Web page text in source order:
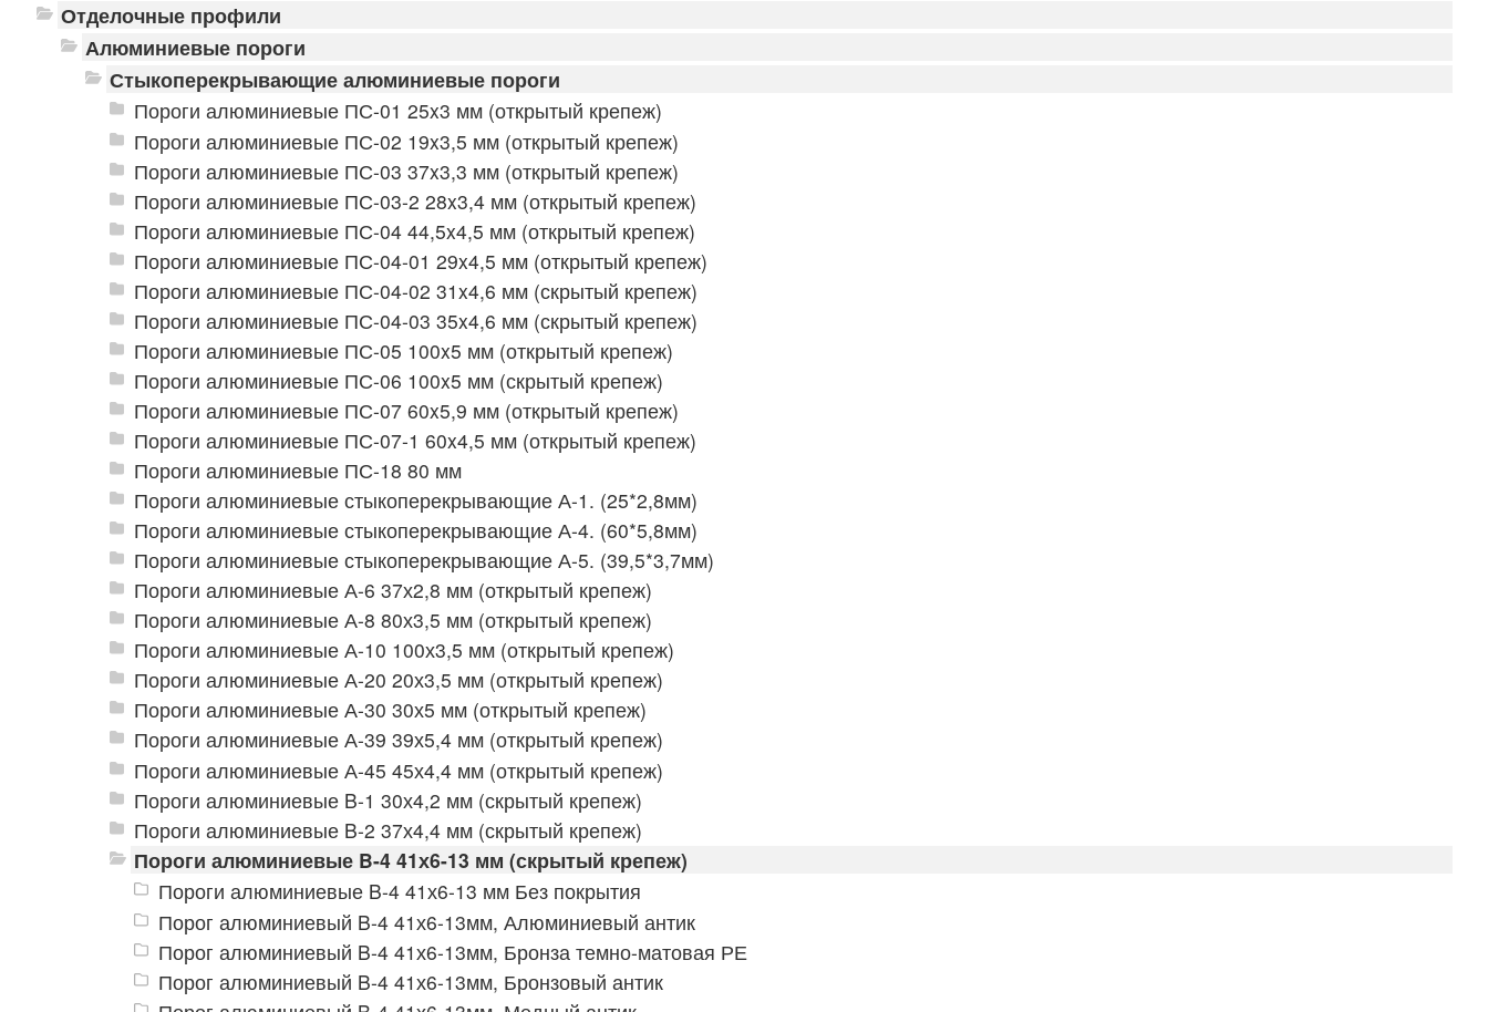
Отделочные профили
Алюминиевые пороги
Стыкоперекрывающие алюминиевые пороги
Пороги алюминиевые ПС-01 25x3 мм (открытый крепеж)
Пороги алюминиевые ПС-02 19x3,5 мм (открытый крепеж)
Пороги алюминиевые ПС-03 37x3,3 мм (открытый крепеж)
Пороги алюминиевые ПС-03-2 28x3,4 мм (открытый крепеж)
Пороги алюминиевые ПС-04 44,5x4,5 мм (открытый крепеж)
Пороги алюминиевые ПС-04-01 29x4,5 мм (открытый крепеж)
Пороги алюминиевые ПС-04-02 31x4,6 мм (скрытый крепеж)
Пороги алюминиевые ПС-04-03 35x4,6 мм (скрытый крепеж)
Пороги алюминиевые ПС-05 100x5 мм (открытый крепеж)
Пороги алюминиевые ПС-06 100x5 мм (скрытый крепеж)
Пороги алюминиевые ПС-07 60x5,9 мм (открытый крепеж)
Пороги алюминиевые ПС-07-1 60x4,5 мм (открытый крепеж)
Пороги алюминиевые ПС-18 80 мм
Пороги алюминиевые стыкоперекрывающие А-1. (25*2,8мм)
Пороги алюминиевые стыкоперекрывающие А-4. (60*5,8мм)
Пороги алюминиевые стыкоперекрывающие А-5. (39,5*3,7мм)
Пороги алюминиевые А-6 37х2,8 мм (открытый крепеж)
Пороги алюминиевые А-8 80х3,5 мм (открытый крепеж)
Пороги алюминиевые А-10 100х3,5 мм (открытый крепеж)
Пороги алюминиевые А-20 20х3,5 мм (открытый крепеж)
Пороги алюминиевые А-30 30х5 мм (открытый крепеж)
Пороги алюминиевые А-39 39х5,4 мм (открытый крепеж)
Пороги алюминиевые А-45 45х4,4 мм (открытый крепеж)
Пороги алюминиевые B-1 30х4,2 мм (скрытый крепеж)
Пороги алюминиевые B-2 37х4,4 мм (скрытый крепеж)
Пороги алюминиевые B-4 41х6-13 мм (скрытый крепеж)
Пороги алюминиевые B-4 41х6-13 мм Без покрытия
Порог алюминиевый B-4 41х6-13мм, Алюминиевый антик
Порог алюминиевый B-4 41х6-13мм, Бронза темно-матовая РЕ
Порог алюминиевый B-4 41х6-13мм, Бронзовый антик